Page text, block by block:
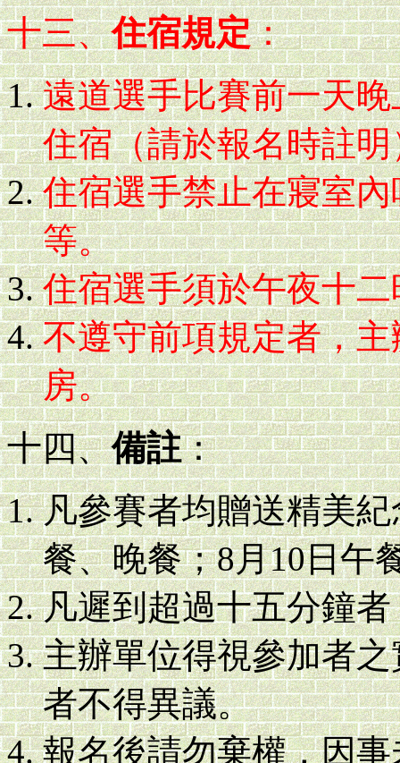
十三、住宿規定：
遠道選手比賽前一天
住宿（請於報名時註
住宿選手禁止在寢室
等。
住宿選手須於午夜十
不遵守前項規定者，
房。
十四、備註：
凡參賽者均贈送精美
餐、晚餐；8月10日午
凡遲到超過十五分鐘
主辦單位得視參加者
者不得異議。
報名後請勿棄權，因